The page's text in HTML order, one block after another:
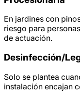
En jardines con
riesgo para
de actuación.
Desinfección/
Solo se plantea
instalación encajan